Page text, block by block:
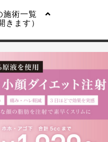
施術一覧
きます）